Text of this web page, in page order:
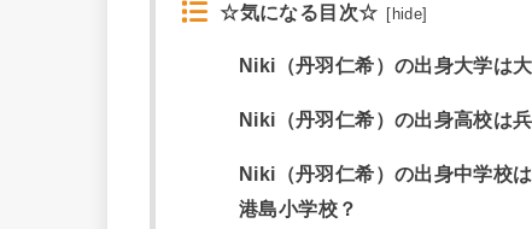
☆気になる目次☆ [ hide]
Niki（丹羽仁希）の出身大学は
Niki（丹羽仁希）の出身高校は
Niki（丹羽仁希）の出身中学校
港島小学校？